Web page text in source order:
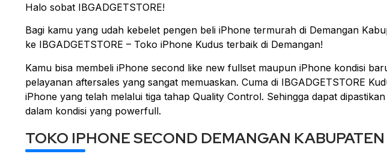
Halo sobat IBGADGETSTORE!
Bagi kamu yang udah kebelet pengen beli iPhone termurah di Demangan
ke IBGADGETSTORE – Toko iPhone Kudus terbaik di Demangan!
Kamu bisa membeli iPhone second like new fullset maupun iPhone kondisi
pelayanan aftersales yang sangat memuaskan. Cuma di IBGADGETSTORE
iPhone yang telah melalui tiga tahap Quality Control. Sehingga dapat
dalam kondisi yang powerfull.
TOKO IPHONE SECOND DEMANGAN KABUPATEN